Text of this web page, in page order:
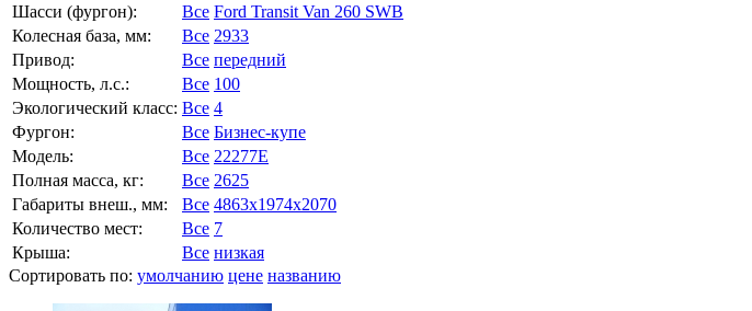
Шасси (фургон):
Все Ford Transit Van 260 SWB
Колесная база, мм:
Все 2933
Привод:
Все передний
Мощность, л.с.:
Все 100
Экологический класс: Все 4
Фургон:
Все Бизнес-купе
Модель:
Все 22277E
Полная масса, кг:
Все 2625
Габариты внеш., мм:
Все 4863x1974x2070
Количество мест:
Все 7
Крыша:
Все низкая
Сортировать по: умолчанию цене названию